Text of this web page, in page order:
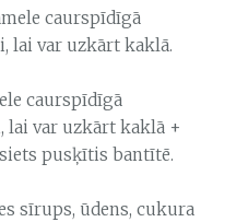
caurspīdīgā
lai var uzkārt kaklā.
caurspīdīgā
lai var uzkārt kaklā +
pusķītis bantītē.
sīrups, ūdens, cukura